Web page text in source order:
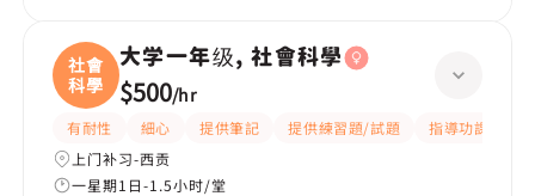
社會
科學
大学一年级, 社會科學
$500/hr
有耐性 細心 提供筆記 提供練習題/試題 指導功課
上门补习-西贡
一星期1日-1.5小时/堂